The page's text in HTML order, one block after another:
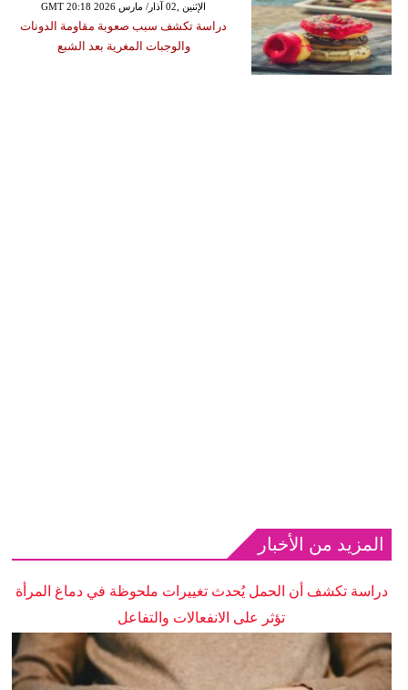
GMT 20:18 2026 الإثنين ,02 آذار/ مارس
دراسة تكشف سبب صعوبة مقاومة الدونات
والوجبات المغرية بعد الشبع
المزيد من الأخبار
دراسة تكشف أن الحمل يُحدث تغييرات ملحوظة في دماغ المرأة
تؤثر على الانفعالات والتفاعل